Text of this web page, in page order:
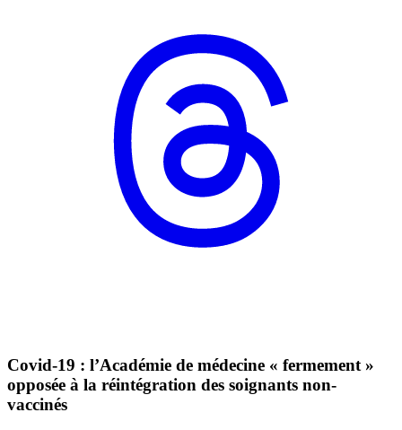
Covid-19 : l’Académie de médecine « fermement »
opposée à la réintégration des soignants non-
vaccinés